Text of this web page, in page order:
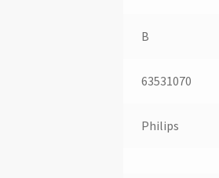
B
63531070
Philips